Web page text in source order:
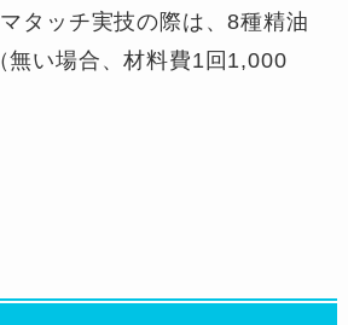
タッチ実技の際は、8種精油
無い場合、材料費1回1,000